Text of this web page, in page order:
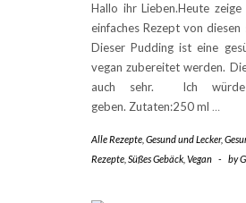
Hallo ihr Lieben.Heute
einfaches Rezept von
Dieser Pudding ist eine
vegan zubereitet werden.
auch sehr. Ich
geben. Zutaten:250 ml …
Alle Rezepte Gesund und Lecker,
Rezepte Süßes Gebäck Vegan - by